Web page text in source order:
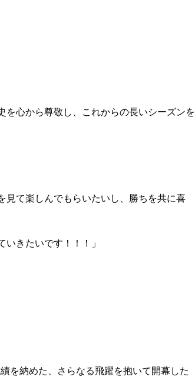
を心から尊敬し、これからの長いシーズンを
見て楽しんでもらいたいし、勝ちを共に喜
きたいです！！！」
を納めた、さらなる飛躍を抱いて開幕した